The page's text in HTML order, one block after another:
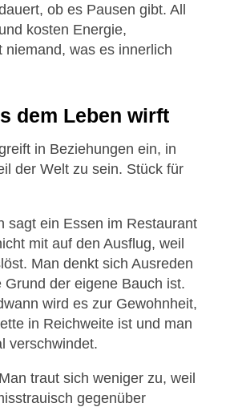
ob es Pausen gibt. All
kosten Energie,
was es innerlich
dem Leben wirft
in Beziehungen ein, in
der Welt zu sein. Stück für
sagt ein Essen im Restaurant
mit auf den Ausflug, weil
Man denkt sich Ausreden
der eigene Bauch ist.
wird es zur Gewohnheit,
in Reichweite ist und man
verschwindet.
traut sich weniger zu, weil
gegenüber